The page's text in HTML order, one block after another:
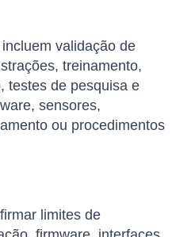
validação de
treinamento,
testes de pesquisa e
sensores,
ou procedimentos
limites de